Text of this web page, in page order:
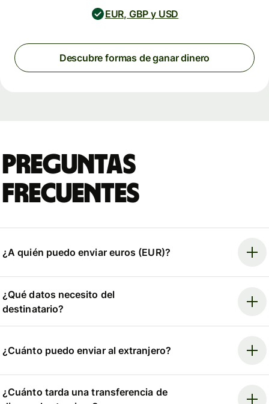
EUR, GBP y USD
Descubre formas de ganar dinero
Preguntas
frecuentes
¿A quién puedo enviar euros (EUR)?
¿Qué datos necesito del
destinatario?
¿Cuánto puedo enviar al extranjero?
¿Cuánto tarda una transferencia de